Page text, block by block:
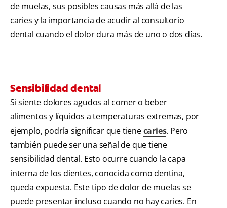
de muelas, sus posibles causas más allá de las
caries y la importancia de acudir al consultorio
dental cuando el dolor dura más de uno o dos días.
Sensibilidad dental
Si siente dolores agudos al comer o beber
alimentos y líquidos a temperaturas extremas, por
ejemplo, podría significar que tienecaries. Pero
también puede ser una señal de que tiene
sensibilidad dental. Esto ocurre cuando la capa
interna de los dientes, conocida como dentina,
queda expuesta. Este tipo de dolor de muelas se
puede presentar incluso cuando no hay caries. En